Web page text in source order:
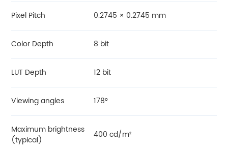
Pixel Pitch 0.2745 × 0.2745 mm
Color Depth 8 bit
LUT Depth 12 bit
Viewing angles 178°
Maximum brightness
(typical)
400 cd/m²